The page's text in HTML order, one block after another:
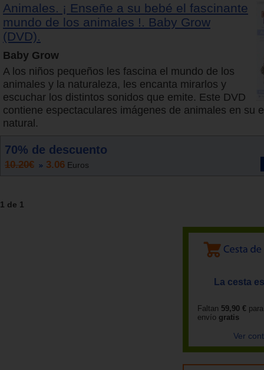
Animales. ¡ Enseñe a su bebé el fascinante
mundo de los animales !. Baby Grow
(DVD).
Baby Grow
A los niños pequeños les fascina el mundo de los
animales y la naturaleza, les encanta mirarlos y
escuchar los distintos sonidos que emite. Este DVD
contiene espectaculares imágenes de animales en su
natural.
70% de descuento
10.20€ 3.06 Euros
1 de 1
La cesta
Faltan 59,90 €
envío gratis
Ver